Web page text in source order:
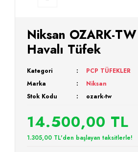
Niksan OZARK-
Havalı Tüfek
Kategori
PCP TÜFEKLER
Marka
Niksan
Stok Kodu
ozark-tw
14.500,00 TL
1.305,00 TL'den başlayan taksitlerle!